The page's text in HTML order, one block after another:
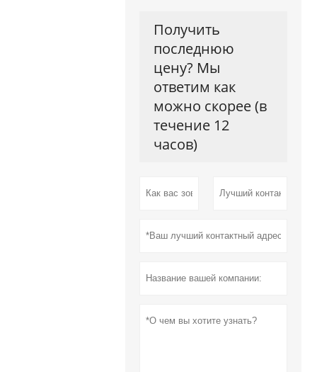
Получить
последнюю
цену? Мы
ответим как
можно скорее (в
течение 12
часов)